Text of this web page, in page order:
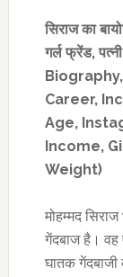
सिराज का
गर्ल फ्रेंड,
Career,
Age,
Income,
Weight)
मोहम्मद
गेंदबाज है।
घातक